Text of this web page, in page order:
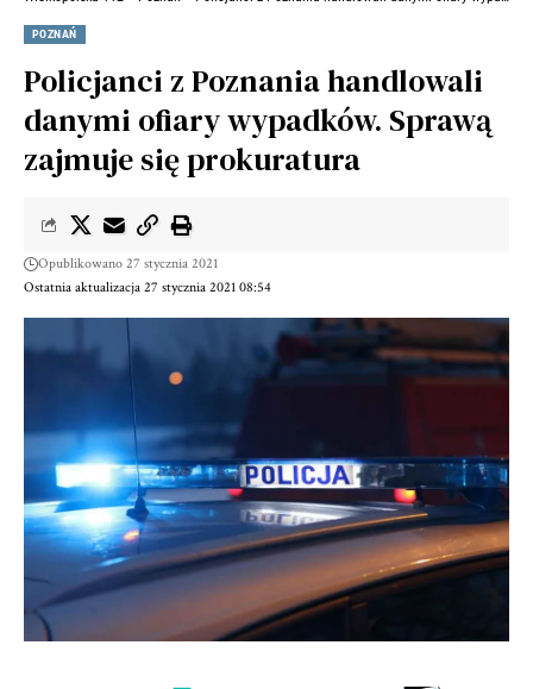
POZNAŃ
Policjanci z Poznania handlowali
danymi ofiary wypadków. Sprawą
zajmuje się prokuratura
Ostatnia aktualizacja 27 stycznia 2021 08:54
Opublikowano 27 stycznia 2021